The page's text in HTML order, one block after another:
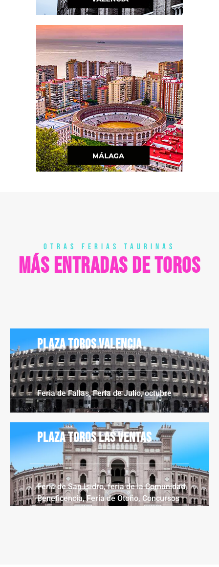
OTRAS FERIAS TAURINAS
MÁS ENTRADAS DE TOROS
Plaza toros Valencia
Feria de Fallas, Feria de Julio, octubre
Plaza toros Las Ventas
Feria de San Isidro, feria de la Comunidad,
Beneficencia, Feria de Otoño, Concursos